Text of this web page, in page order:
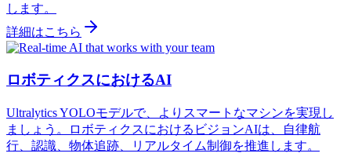
します。
詳細はこちら
ロボティクスにおけるAI
Ultralytics YOLOモデルで、よりスマートなマシンを実現し
ましょう。ロボティクスにおけるビジョンAIは、自律航
行、認識、物体追跡、リアルタイム制御を推進します。